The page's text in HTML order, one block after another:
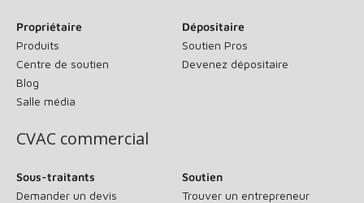
Propriétaire
Produits
Centre de soutien
Blog
Salle média
Dépositaire
Soutien Pros
Devenez dépositaire
CVAC commercial
Sous-traitants
Demander un devis
Soutien
Trouver un entrepreneur